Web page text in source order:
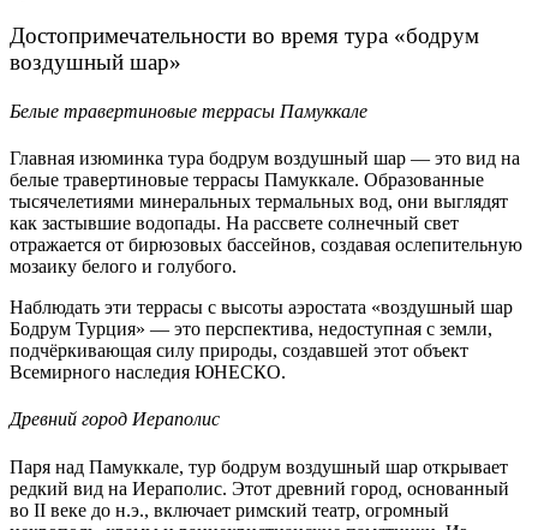
Достопримечательности во время тура «бодрум
воздушный шар»
Белые травертиновые террасы Памуккале
Главная изюминка тура бодрум воздушный шар — это вид на
белые травертиновые террасы Памуккале. Образованные
тысячелетиями минеральных термальных вод, они выглядят
как застывшие водопады. На рассвете солнечный свет
отражается от бирюзовых бассейнов, создавая ослепительную
мозаику белого и голубого.
Наблюдать эти террасы с высоты аэростата «воздушный шар
Бодрум Турция» — это перспектива, недоступная с земли,
подчёркивающая силу природы, создавшей этот объект
Всемирного наследия ЮНЕСКО.
Древний город Иераполис
Паря над Памуккале, тур бодрум воздушный шар открывает
редкий вид на Иераполис. Этот древний город, основанный
во II веке до н.э., включает римский театр, огромный